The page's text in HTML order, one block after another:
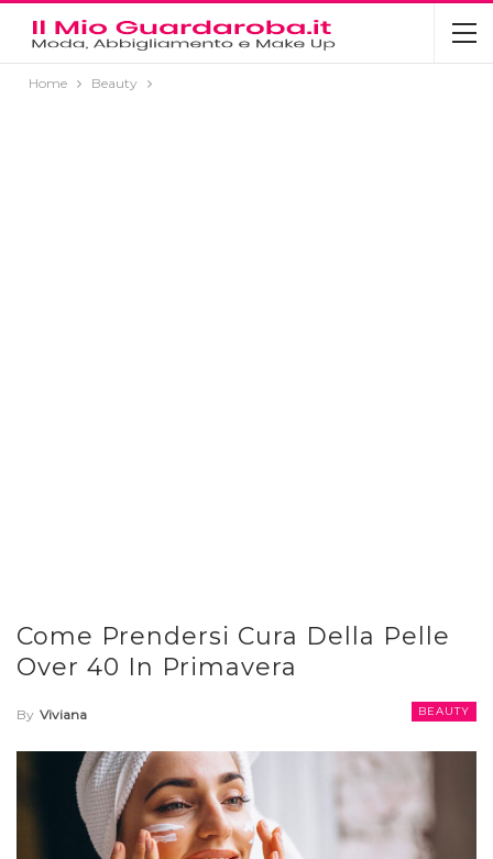
Home Beauty
Come Prendersi Cura Della Pelle
Over 40 In Primavera
BEAUTY
By Viviana